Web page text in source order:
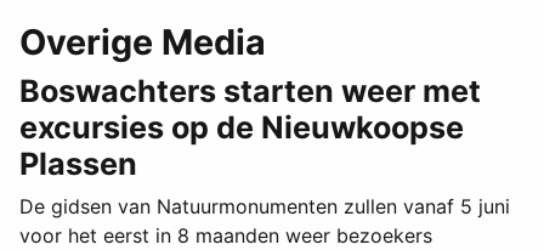
Overige Media
Boswachters starten weer met
excursies op de Nieuwkoopse
Plassen
De gidsen van Natuurmonumenten zullen vanaf 5 juni
voor het eerst in 8 maanden weer bezoekers